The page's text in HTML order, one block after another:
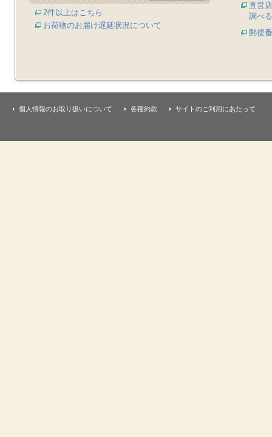
2件以上はこちら
お荷物のお届け遅延状況について
直営
調べる
郵便
個人情報のお取り扱いについて 各種約款 サイトのご利用にあたって